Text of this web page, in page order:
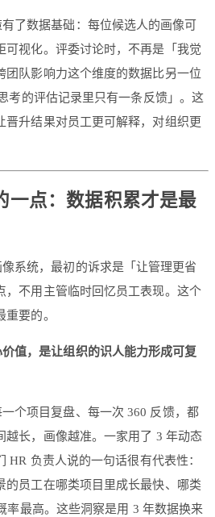
了数据基础：每位候选人的画像可
可视化。评委讨论时，不再是「我觉
团队影响力这个维度的数据比另一位
考的评估记录里只有一条反馈」。这
晋升结果对员工更可解释，对组织更
一点：数据积累才是最
系统，最初的诉求是「让管理更省
不用主管临时回忆员工表现。这个
要的。
值，是让组织的识人能力形成可复
个项目复盘、每一次 360 反馈，都
越长，画像越准。一家用了 3 年动态
HR 负责人说的一句话很有代表性：
的员工在哪类项目里成长最快、哪类
率最高。这些洞察是用 3 年数据换来